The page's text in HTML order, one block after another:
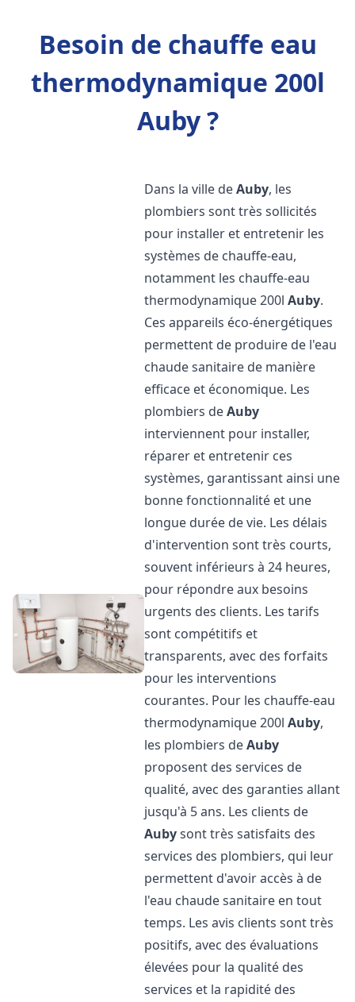
Besoin de chauffe eau
thermodynamique 200l
Auby ?
Dans la ville deAuby, les
plombiers sont très sollicités
pour installer et entretenir les
systèmes de chauffe-eau,
notamment les chauffe-eau
thermodynamique 200lAuby.
Ces appareils éco-énergétiques
permettent de produire de l'eau
chaude sanitaire de manière
efficace et économique. Les
plombiers deAuby
interviennent pour installer,
réparer et entretenir ces
systèmes, garantissant ainsi une
bonne fonctionnalité et une
longue durée de vie. Les délais
d'intervention sont très courts,
souvent inférieurs à 24 heures,
pour répondre aux besoins
urgents des clients. Les tarifs
sont compétitifs et
transparents, avec des forfaits
pour les interventions
courantes. Pour les chauffe-eau
thermodynamique 200lAuby,
les plombiers deAuby
proposent des services de
qualité, avec des garanties allant
jusqu'à 5 ans. Les clients de
Aubysont très satisfaits des
services des plombiers, qui leur
permettent d'avoir accès à de
l'eau chaude sanitaire en tout
temps. Les avis clients sont très
positifs, avec des évaluations
élevées pour la qualité des
services et la rapidité des